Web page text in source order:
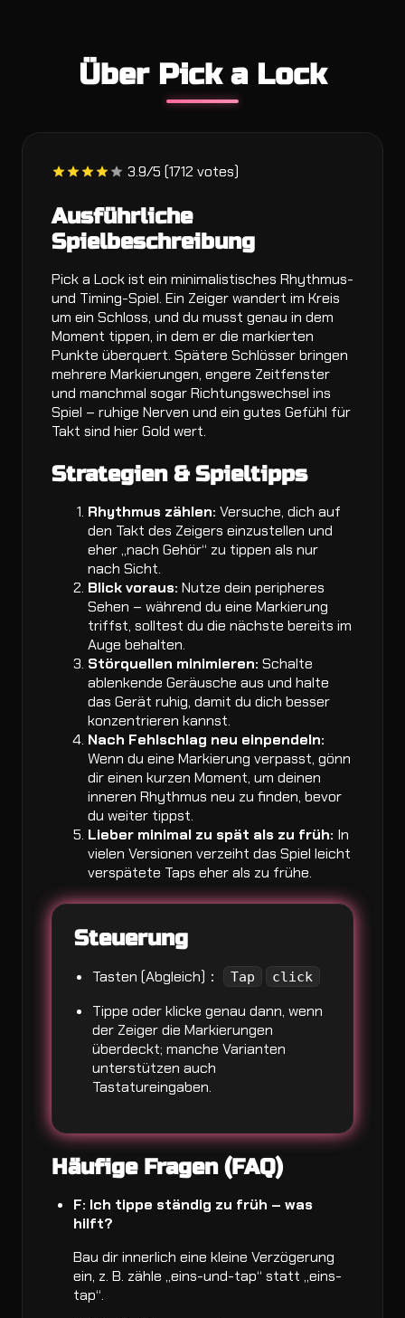
Über Pick a Lock
3.9/5 (1712 votes)
Ausführliche
Spielbeschreibung
Pick a Lock ist ein minimalistisches Rhythmus-
und Timing-Spiel. Ein Zeiger wandert im Kreis
um ein Schloss, und du musst genau in dem
Moment tippen, in dem er die markierten
Punkte überquert. Spätere Schlösser bringen
mehrere Markierungen, engere Zeitfenster
und manchmal sogar Richtungswechsel ins
Spiel – ruhige Nerven und ein gutes Gefühl für
Takt sind hier Gold wert.
Strategien & Spieltipps
Rhythmus zählen: Versuche, dich auf
den Takt des Zeigers einzustellen und
eher „nach Gehör“ zu tippen als nur
nach Sicht.
Blick voraus: Nutze dein peripheres
Sehen – während du eine Markierung
triffst, solltest du die nächste bereits im
Auge behalten.
Störquellen minimieren: Schalte
ablenkende Geräusche aus und halte
das Gerät ruhig, damit du dich besser
konzentrieren kannst.
Nach Fehlschlag neu einpendeln:
Wenn du eine Markierung verpasst, gönn
dir einen kurzen Moment, um deinen
inneren Rhythmus neu zu finden, bevor
du weiter tippst.
Lieber minimal zu spät als zu früh: In
vielen Versionen verzeiht das Spiel leicht
verspätete Taps eher als zu frühe.
Steuerung
Tasten (Abgleich)： Tap click
Tippe oder klicke genau dann, wenn
der Zeiger die Markierungen
überdeckt; manche Varianten
unterstützen auch
Tastatureingaben.
Häufige Fragen (FAQ)
F: Ich tippe ständig zu früh – was
hilft?
Bau dir innerlich eine kleine Verzögerung
ein, z. B. zähle „eins-und-tap“ statt „eins-
tap“.